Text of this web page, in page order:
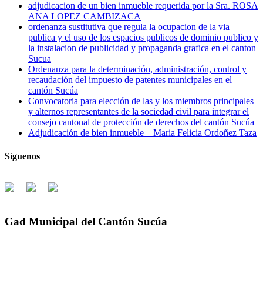
adjudicacion de un bien inmueble requerida por la Sra. ROSA
ANA LOPEZ CAMBIZACA
ordenanza sustitutiva que regula la ocupacion de la via
publica y el uso de los espacios publicos de dominio publico y
la instalacion de publicidad y propaganda grafica en el canton
Sucua
Ordenanza para la determinación, administración, control y
recaudación del impuesto de patentes municipales en el
cantón Sucúa
Convocatoria para elección de las y los miembros principales
y alternos representantes de la sociedad civil para integrar el
consejo cantonal de protección de derechos del cantón Sucúa
Adjudicación de bien inmueble – Maria Felicia Ordoñez Taza
Síguenos
Gad Municipal del Cantón Sucúa